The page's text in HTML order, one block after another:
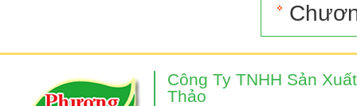
Công Ty TNHH Sản
Thảo